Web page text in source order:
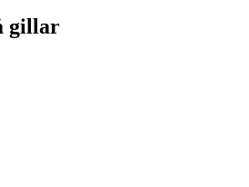
gillar